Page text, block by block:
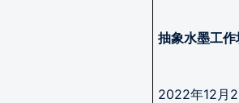
抽象水墨工作
2022年12月